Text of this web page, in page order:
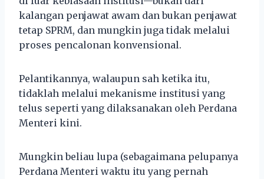
kalangan penjawat awam dan bukan penjawat
tetap SPRM, dan mungkin juga tidak melalui
proses pencalonan konvensional.
Pelantikannya, walaupun sah ketika itu,
tidaklah melalui mekanisme institusi yang
telus seperti yang dilaksanakan oleh Perdana
Menteri kini.
Mungkin beliau lupa (sebagaimana pelupanya
Perdana Menteri waktu itu yang pernah